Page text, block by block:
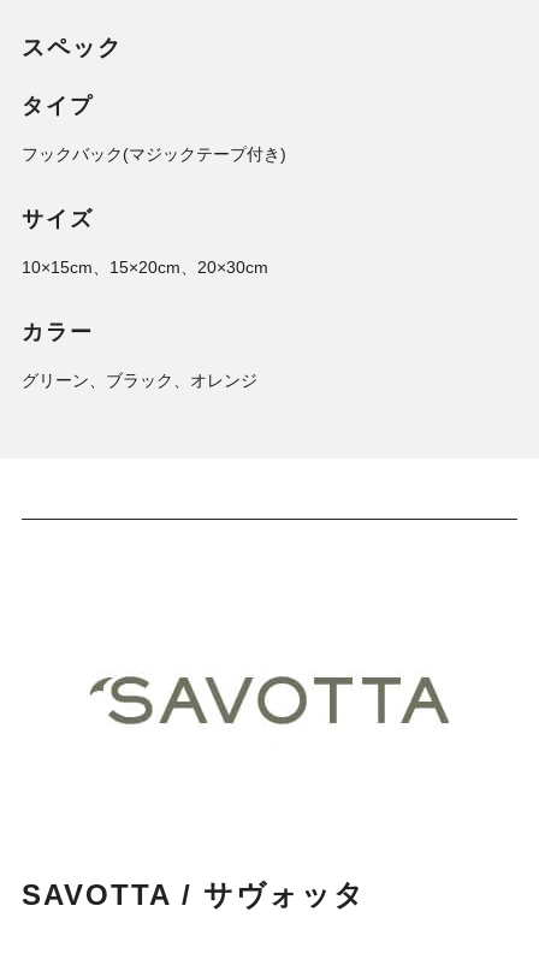
スペック
タイプ
フックバック(マジックテープ付き)
サイズ
10×15cm、15×20cm、20×30cm
カラー
グリーン、ブラック、オレンジ
SAVOTTA / サヴォッタ